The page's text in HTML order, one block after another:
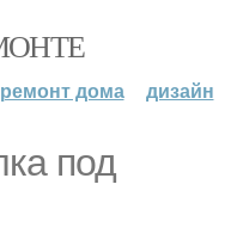
ремонт дома дизайн
под